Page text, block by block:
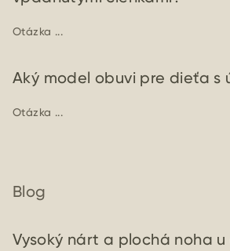
Otázka ...
Aký model obuvi pre dieťa s
Otázka ...
Blog
Vysoký nárt a plochá noha